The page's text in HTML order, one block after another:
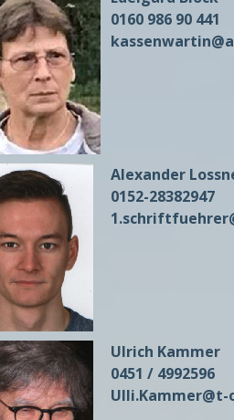
0160 986 90 441
Alexander
0152-28382947
Ulrich Kammer
0451 / 4992596
Ulli.Kammer@t-